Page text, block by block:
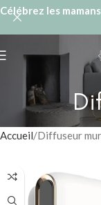
Accueil Diffuseur
Célébrez les